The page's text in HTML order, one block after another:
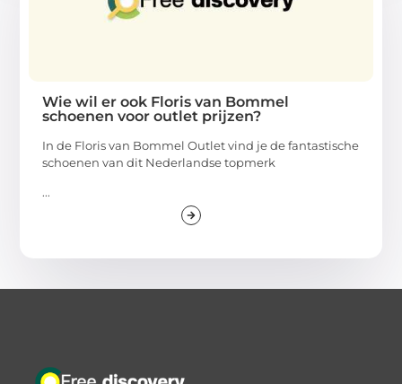
Wie wil er ook Floris van Bommel
schoenen voor outlet prijzen?
In de Floris van Bommel Outlet vind je de fantastische
schoenen van dit Nederlandse topmerk
...